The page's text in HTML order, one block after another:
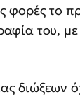
φορές το
του,
διώξεων